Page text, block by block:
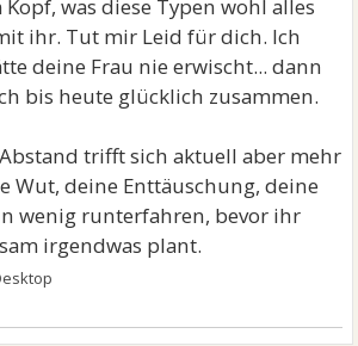
was diese Typen wohl alles
ihr. Tut mir Leid für dich. Ich
deine Frau nie erwischt... dann
bis heute glücklich zusammen.
trifft sich aktuell aber mehr
Wut, deine Enttäuschung, deine
wenig runterfahren, bevor ihr
irgendwas plant.